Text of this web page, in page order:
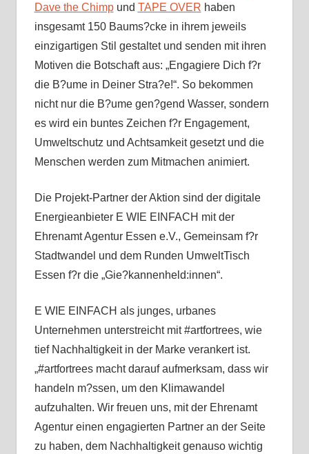
Dave the Chimpund TAPE OVER haben
insgesamt 150 Baums?cke in ihrem jeweils
einzigartigen Stil gestaltet und senden mit ihren
Motiven die Botschaft aus: „Engagiere Dich f?r
die B?ume in Deiner Stra?e!“. So bekommen
nicht nur die B?ume gen?gend Wasser, sondern
es wird ein buntes Zeichen f?r Engagement,
Umweltschutz und Achtsamkeit gesetzt und die
Menschen werden zum Mitmachen animiert.
Die Projekt-Partner der Aktion sind der digitale
Energieanbieter E WIE EINFACH mit der
Ehrenamt Agentur Essen e.V., Gemeinsam f?r
Stadtwandel und dem Runden UmweltTisch
Essen f?r die „Gie?kannenheld:innen“.
E WIE EINFACH als junges, urbanes
Unternehmen unterstreicht mit #artfortrees, wie
tief Nachhaltigkeit in der Marke verankert ist.
„#artfortrees macht darauf aufmerksam, dass wir
handeln m?ssen, um den Klimawandel
aufzuhalten. Wir freuen uns, mit der Ehrenamt
Agentur einen engagierten Partner an der Seite
zu haben, dem Nachhaltigkeit genauso wichtig